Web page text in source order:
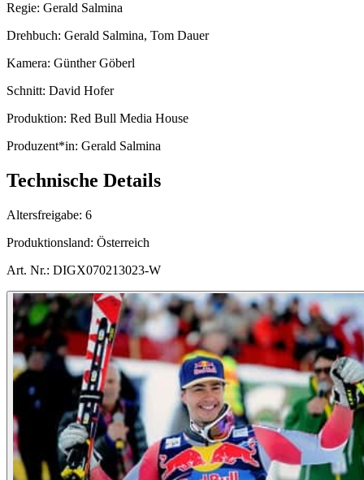
Regie: Gerald Salmina
Drehbuch: Gerald Salmina, Tom Dauer
Kamera: Günther Göberl
Schnitt: David Hofer
Produktion: Red Bull Media House
Produzent*in: Gerald Salmina
Technische Details
Altersfreigabe: 6
Produktionsland: Österreich
Art. Nr.: DIGX070213023-W